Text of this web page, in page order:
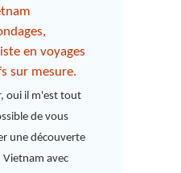
en voyages
sur mesure.
oui il m'est tout
de vous
une découverte
avec